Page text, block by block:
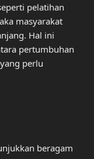
pelatihan
masyarakat
Hal ini
pertumbuhan
perlu
beragam